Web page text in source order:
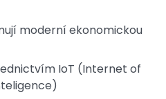
moderní ekonomickou
IoT (Internet of